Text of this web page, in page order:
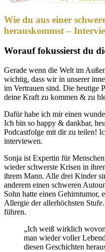
Wie du aus einer
herauskommst –
Worauf fokussierst du
Gerade wenn die Welt im
wichtig, dass wir in unserer
im Vertrauen sind. Die heutige
deine Kraft zu kommen & zu
Dafür habe ich mir einen
Ich bin so happy & dankbar,
Podcastfolge mit dir zu teilen!
interviewen.
Sonja ist Expertin für
wieder schwerste Krisen in
ihrem Mann. Alle drei Kinder
anderem einen schweren
Sohn hatte einen Gehirntumor,
Allergie der allerhöchsten
führen.
„Ich weiß wirklich
man wieder voller
diesen Geschichten